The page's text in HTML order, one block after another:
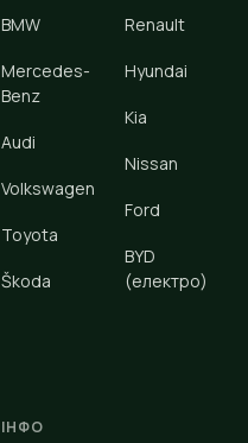
BMW
Mercedes-
Benz
Audi
Volkswagen
Toyota
Škoda
Renault
Hyundai
Kia
Nissan
Ford
BYD
(електро)
ІНФО